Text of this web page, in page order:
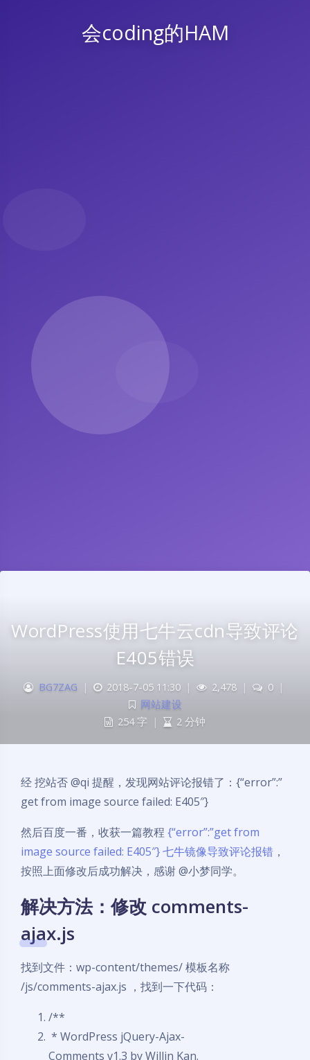
会coding的HAM
WordPress使用七牛云cdn导致评论
E405错误
BG7ZAG | 2018-7-05 11:30 | 2,478 | 0 |
网站建设
254 字
| 2 分钟
经 挖站否 @qi 提醒，发现网站评论报错了：{“error”:”
get from image source failed: E405″}
然后百度一番，收获一篇教程 {“error”:”get from
image source failed: E405″} 七牛镜像导致评论报错 ，
按照上面修改后成功解决，感谢 @小梦同学。
解决方法：修改 comments-
ajax.js
找到文件：wp-content/themes/ 模板名称
/js/comments-ajax.js ，找到一下代码：
/**
* WordPress jQuery-Ajax-
Comments v1.3 by Willin Kan.